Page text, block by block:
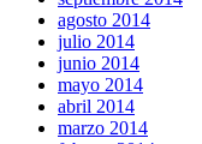
agosto 2014
julio 2014
junio 2014
mayo 2014
abril 2014
marzo 2014